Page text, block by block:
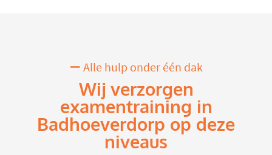
Alle hulp onder één dak
Wij verzorgen
examentraining in
Badhoeverdorp op deze
niveaus